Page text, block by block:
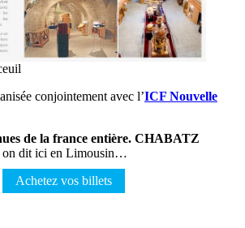
conjointement avec l’ICF Nouvelle
de la france entière. CHABATZ
on dit ici en Limousin…
Achetez vos billets